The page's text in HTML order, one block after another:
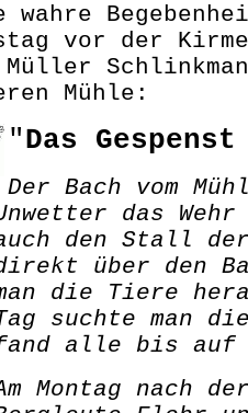
wahre
vor der
Müller
Mühle:
"Das
Der Bach vom
das
den Stall
über den
die Tiere
suchte man
alle bis auf
Montag nach